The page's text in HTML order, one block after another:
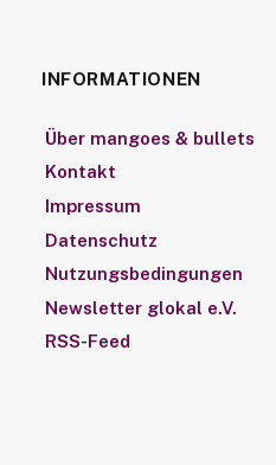
INFORMATIONEN
Über mangoes & bullets
Kontakt
Impressum
Datenschutz
Nutzungsbedingungen
Newsletter glokal e.V.
RSS-Feed